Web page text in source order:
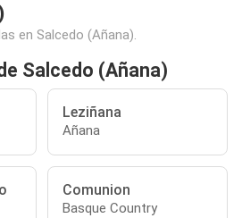
en Salcedo (Añana).
Salcedo (Añana)
Leziñana
Añana
Comunion
Basque Country